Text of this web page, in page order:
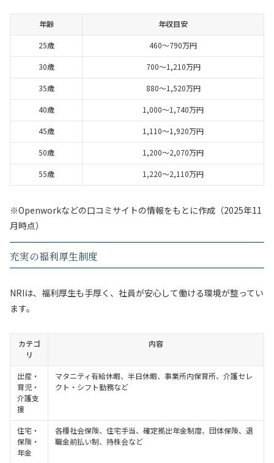
年齢 年収目安
25歳 460〜790万円
30歳 700〜1,210万円
35歳 880〜1,520万円
40歳 1,000〜1,740万円
45歳 1,110〜1,920万円
50歳 1,200〜2,070万円
55歳 1,220〜2,110万円
※Openworkなどの口コミサイトの情報をもとに作成（2025年11
月時点）
充実の福利厚生制度
NRIは、福利厚生も手厚く、社員が安心して働ける環境が整ってい
ます。
カテゴ
リ
内容
出産・
育児・
介護支
援
マタニティ有給休暇、半日休暇、事業所内保育所、介護セレ
クト・シフト勤務など
住宅・
保険・
年金
各種社会保険、住宅手当、確定拠出年金制度、団体保険、退
職金前払い制、持株会など